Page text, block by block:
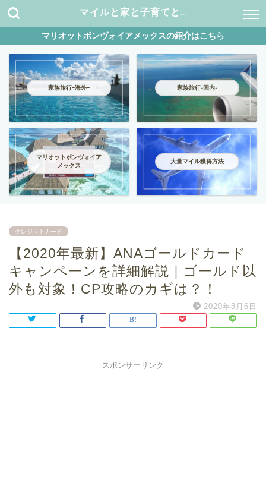
マイルと家と子育てと…
マリオットボンヴォイアメックスの紹介はこちら
家族旅行ｰ海外ｰ 家族旅行-国内-
マリオットボンヴォイア
メックス
大量マイル獲得方法
クレジットカード
【2020年最新】ANAゴールドカード
キャンペーンを詳細解説｜ゴールド以
外も対象！CP攻略のカギは？！
2020年3月6日
スポンサーリンク